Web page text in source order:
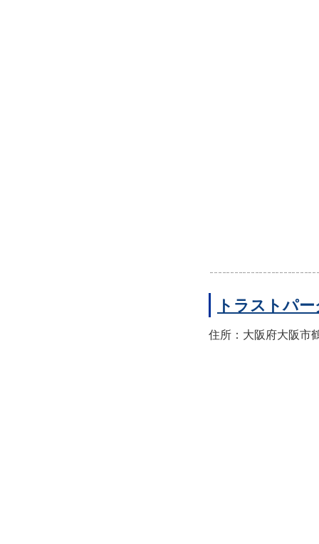
トラストパ
住所：大阪府大阪市